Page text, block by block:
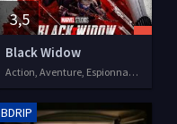
3,5
Black Widow
Action, Aventure, Espionnage, 2021
BDRIP